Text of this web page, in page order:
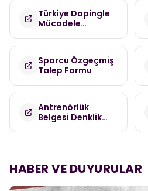
Türkiye Dopingle
Mücadele
(TDMK)
Sporcu Özgeçmiş
Talep Formu
Antrenörlük
Belgesi Denklik
HABER VE DUYURULAR